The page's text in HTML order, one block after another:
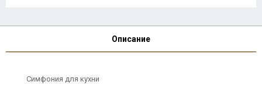
Описание
Симфония для кухни